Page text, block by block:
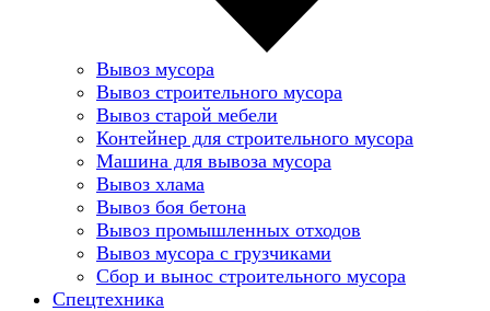
Вывоз мусора
Вывоз строительного мусора
Вывоз старой мебели
Контейнер для строительного мусора
Машина для вывоза мусора
Вывоз хлама
Вывоз боя бетона
Вывоз промышленных отходов
Вывоз мусора с грузчиками
Сбор и вынос строительного мусора
Спецтехника